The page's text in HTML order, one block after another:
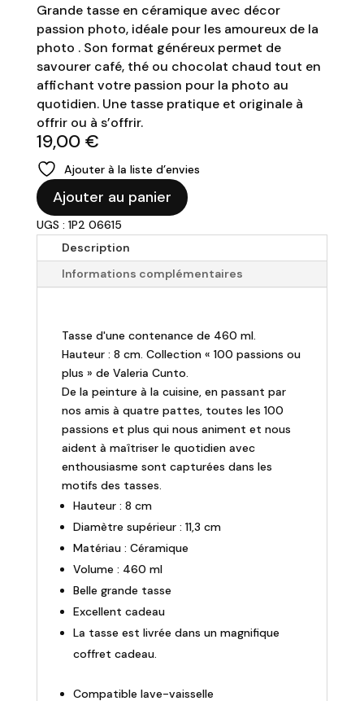
Grande tasse en céramique avec décor
passion photo, idéale pour les amoureux de la
photo . Son format généreux permet de
savourer café, thé ou chocolat chaud tout en
affichant votre passion pour la photo au
quotidien. Une tasse pratique et originale à
offrir ou à s’offrir.
19,00 €
Ajouter à la liste d’envies
quantité
de
Tasse
Passion
"Photo"
Ajouter au panier
UGS : 1P2 06615
Description
Informations complémentaires
Tasse d'une contenance de 460 ml.
Hauteur : 8 cm. Collection « 100 passions ou
plus » de Valeria Cunto.
De la peinture à la cuisine, en passant par
nos amis à quatre pattes, toutes les 100
passions et plus qui nous animent et nous
aident à maîtriser le quotidien avec
enthousiasme sont capturées dans les
motifs des tasses.
Hauteur : 8 cm
Diamètre supérieur : 11,3 cm
Matériau : Céramique
Volume : 460 ml
Belle grande tasse
Excellent cadeau
La tasse est livrée dans un magnifique
coffret cadeau.
Compatible lave-vaisselle